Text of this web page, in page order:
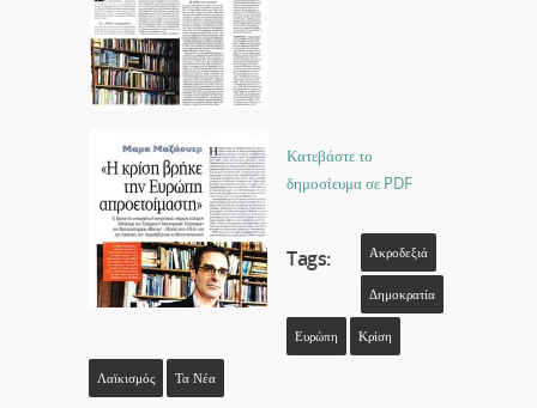
Κατεβάστε το
δημοσίευμα σε PDF
Tags: Ακροδεξιά
Δημοκρατία
Ευρώπη Κρίση
Λαϊκισμός Τα Νέα